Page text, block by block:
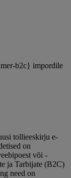
b2c} impordile
tollieeskirju e-
on
või -
ja Tarbijate (B2C)
need on